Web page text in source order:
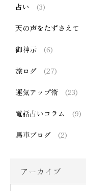
占い (3)
天の声をたずさえて
御神示 (6)
旅ログ (27)
運気アップ術 (23)
電話占いコラム (9)
馬車ブログ (2)
アーカイブ